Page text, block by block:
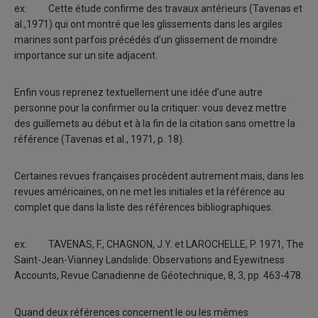
ex: Cette étude confirme des travaux antérieurs (Tavenas et
al.,1971) qui ont montré que les glissements dans les argiles
marines sont parfois précédés d’un glissement de moindre
importance sur un site adjacent.
Enfin vous reprenez textuellement une idée d’une autre
personne pour la confirmer ou la critiquer: vous devez mettre
des guillemets au début et à la fin de la citation sans omettre la
référence (Tavenas et al., 1971, p. 18).
Certaines revues françaises procèdent autrement mais, dans les
revues américaines, on ne met les initiales et la référence au
complet que dans la liste des références bibliographiques.
ex: TAVENAS, F., CHAGNON, J.Y. et LAROCHELLE, P. 1971, The
Saint-Jean-Vianney Landslide: Observations and Eyewitness
Accounts, Revue Canadienne de Géotechnique, 8, 3, pp. 463-478.
Quand deux références concernent le ou les mêmes